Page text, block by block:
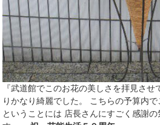
『武道館でこのお花の美しさを拝見さ
りかなり綺麗でした。 こちらの予算内
ということには 店長さんにすごく感謝